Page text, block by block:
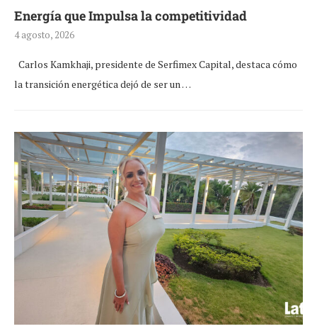
Energía que Impulsa la competitividad
4 agosto, 2026
Carlos Kamkhaji, presidente de Serfimex Capital, destaca cómo
la transición energética dejó de ser un …